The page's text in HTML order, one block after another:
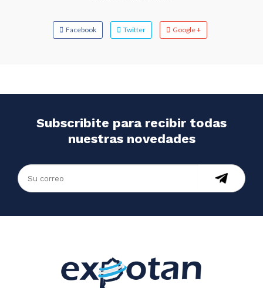
Facebook Twitter Google +
Subscribite para recibir todas
nuestras novedades